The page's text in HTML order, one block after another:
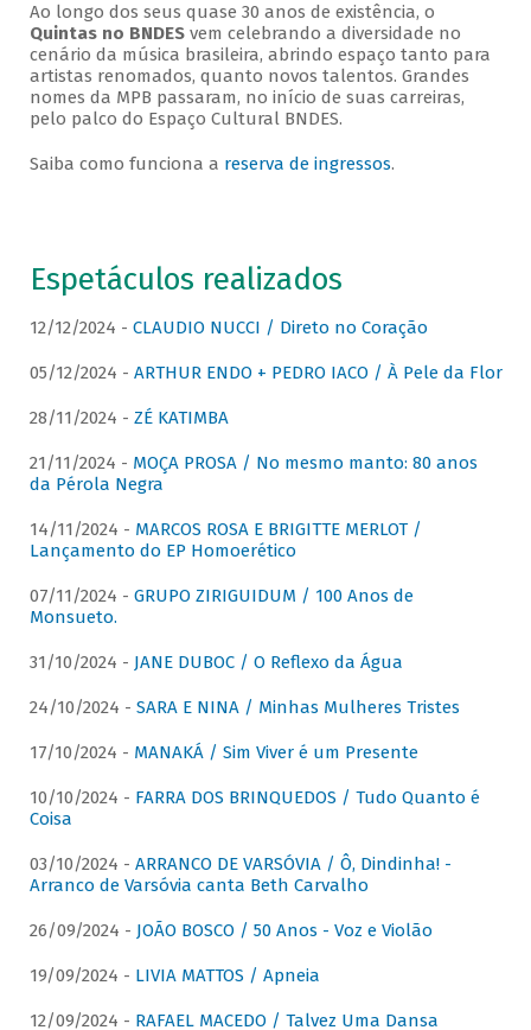
Ao longo dos seus quase 30 anos de existência, o
Quintas no BNDESvem celebrando a diversidade no
cenário da música brasileira, abrindo espaço tanto para
artistas renomados, quanto novos talentos. Grandes
nomes da MPB passaram, no início de suas carreiras,
pelo palco do Espaço Cultural BNDES.
Saiba como funciona a reserva de ingressos.
Espetáculos realizados
12/12/2024 - CLAUDIO NUCCI / Direto no Coração
05/12/2024 - ARTHUR ENDO + PEDRO IACO / À Pele da Flor
28/11/2024 - ZÉ KATIMBA
21/11/2024 - MOÇA PROSA / No mesmo manto: 80 anos
da Pérola Negra
14/11/2024 - MARCOS ROSA E BRIGITTE MERLOT /
Lançamento do EP Homoerético
07/11/2024 - GRUPO ZIRIGUIDUM / 100 Anos de
Monsueto.
31/10/2024 - JANE DUBOC / O Reflexo da Água
24/10/2024 - SARA E NINA / Minhas Mulheres Tristes
17/10/2024 - MANAKÁ / Sim Viver é um Presente
10/10/2024 - FARRA DOS BRINQUEDOS / Tudo Quanto é
Coisa
03/10/2024 - ARRANCO DE VARSÓVIA / Ô, Dindinha! -
Arranco de Varsóvia canta Beth Carvalho
26/09/2024 - JOÃO BOSCO / 50 Anos - Voz e Violão
19/09/2024 - LIVIA MATTOS / Apneia
12/09/2024 - RAFAEL MACEDO / Talvez Uma Dansa